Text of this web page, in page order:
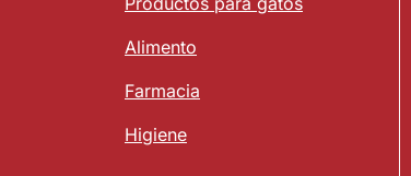
Alimento
Farmacia
Higiene